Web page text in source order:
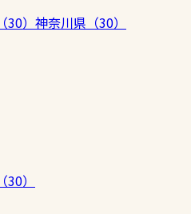
（30） 神奈川県 （30）
（30）